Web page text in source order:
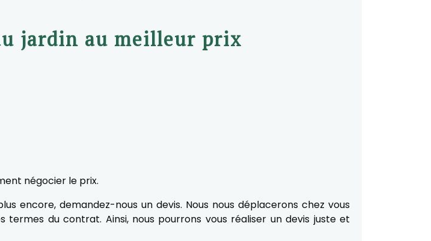
jardin au meilleur prix
négocier le prix.
encore, demandez-nous un devis. Nous nous déplacerons chez vous
du contrat. Ainsi, nous pourrons vous réaliser un devis juste et